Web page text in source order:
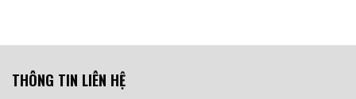
THÔNG TIN LIÊN HỆ